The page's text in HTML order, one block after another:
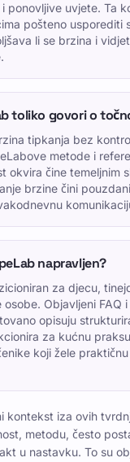
ponovljive uvjete. Ta
pošteno usporediti
li se brzina i
toliko govori o
tipkanja bez
metode i
okvira čine temeljnim
brzine čini
napravljen?
za djecu,
osobe. Objavljeni FAQ
opisuju
za kućnu
koji žele
kontekst iza ovih
metodu, često
u nastavku. To su